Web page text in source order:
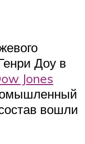
Доу в
Jones
вошли